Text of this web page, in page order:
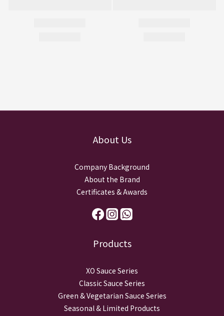
About Us
Company Background
About the Brand
Certificates & Awards
Products
XO Sauce Series
Classic Sauce Series
Green & Vegetarian Sauce Series
Seasonal & Limited Products